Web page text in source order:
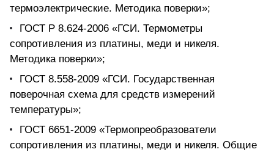
термоэлектрические. Методика поверки»;
ГОСТ Р 8.624-2006 «ГСИ. Термометры
сопротивления из платины, меди и никеля.
Методика поверки»;
ГОСТ 8.558-2009 «ГСИ. Государственная
поверочная схема для средств измерений
температуры»;
ГОСТ 6651-2009 «Термопреобразователи
сопротивления из платины, меди и никеля. Общие